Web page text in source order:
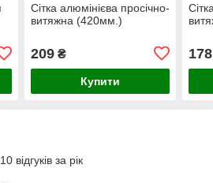
Сітка алюмінієва просічно-
витяжна (420мм.)
209₴
Купити
178
відгуків за рік